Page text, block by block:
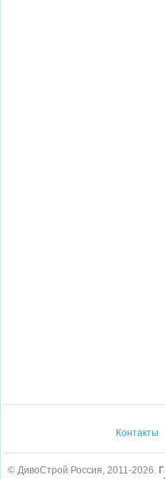
Контакты
© ДивоСтрой Россия, 2011-2026.